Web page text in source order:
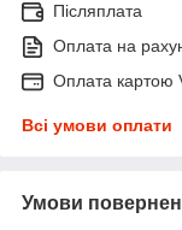
Післяплата
Оплата на
Оплата картою
Всі умови оплати
Умови